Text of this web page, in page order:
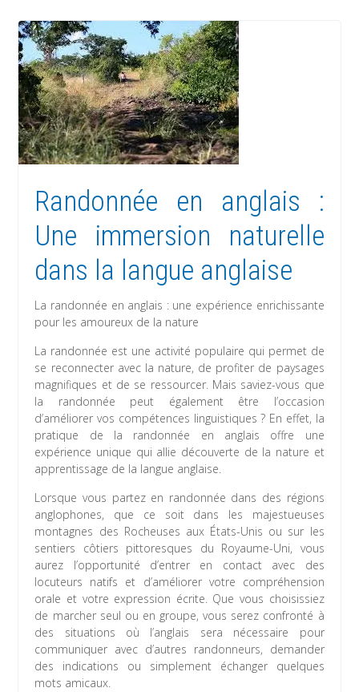
Randonnée en anglais :
Une immersion naturelle
dans la langue anglaise
La randonnée en anglais : une expérience enrichissante
pour les amoureux de la nature
La randonnée est une activité populaire qui permet de
se reconnecter avec la nature, de profiter de paysages
magnifiques et de se ressourcer. Mais saviez-vous que
la randonnée peut également être l’occasion
d’améliorer vos compétences linguistiques ? En effet, la
pratique de la randonnée en anglais offre une
expérience unique qui allie découverte de la nature et
apprentissage de la langue anglaise.
Lorsque vous partez en randonnée dans des régions
anglophones, que ce soit dans les majestueuses
montagnes des Rocheuses aux États-Unis ou sur les
sentiers côtiers pittoresques du Royaume-Uni, vous
aurez l’opportunité d’entrer en contact avec des
locuteurs natifs et d’améliorer votre compréhension
orale et votre expression écrite. Que vous choisissiez
de marcher seul ou en groupe, vous serez confronté à
des situations où l’anglais sera nécessaire pour
communiquer avec d’autres randonneurs, demander
des indications ou simplement échanger quelques
mots amicaux.